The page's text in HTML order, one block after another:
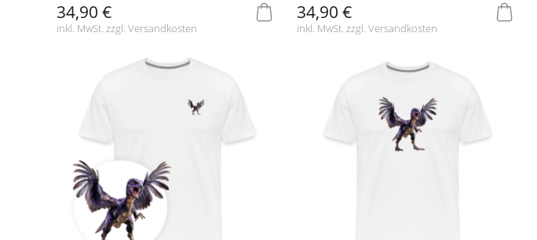
34,90 €
inkl. MwSt. zzgl. Versandkosten
34,90 €
inkl. MwSt. zzgl. Versandkosten